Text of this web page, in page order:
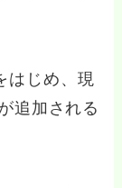
はじめ、現
追加される